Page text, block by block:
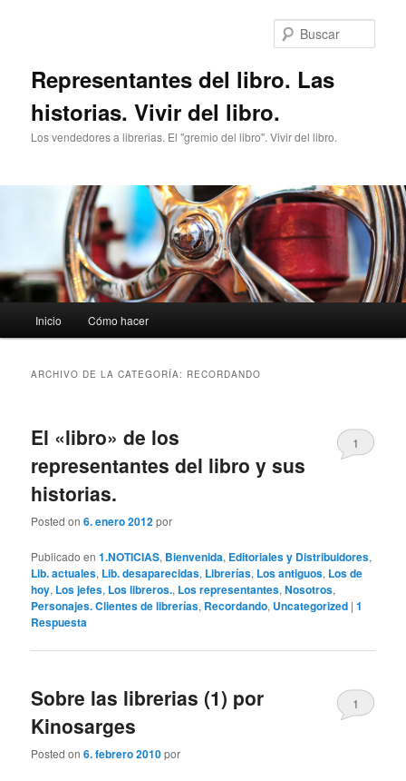
Representantes del libro. Las
historias. Vivir del libro.
Los vendedores a librerias. El "gremio del libro". Vivir del libro.
principal
Inicio Cómo hacer
ARCHIVO DE LA CATEGORÍA: RECORDANDO
El «libro» de los
representantes del libro y sus
historias.
Posted on6. enero 2012por
1
Publicado en 1.NOTICIAS, Bienvenida, Editoriales y Distribuidores,
Lib. actuales, Lib. desaparecidas, Librerías, Los antiguos, Los de
hoy, Los jefes, Los libreros., Los representantes,Nosotros,
Personajes. Clientes de librerías, Recordando, Uncategorized |1
Respuesta
Sobre las librerias (1) por
Kinosarges
Posted on6. febrero 2010por
1